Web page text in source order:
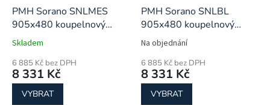
PMH Sorano SNLMES
905x480 koupelnový
radiátor
Skladem
6 885 Kč bez DPH
8 331 Kč
VYBRAT
PMH Sorano SNLBL
905x480 koupelnový
radiátor
Na objednání
6 885 Kč bez DPH
8 331 Kč
VYBRAT